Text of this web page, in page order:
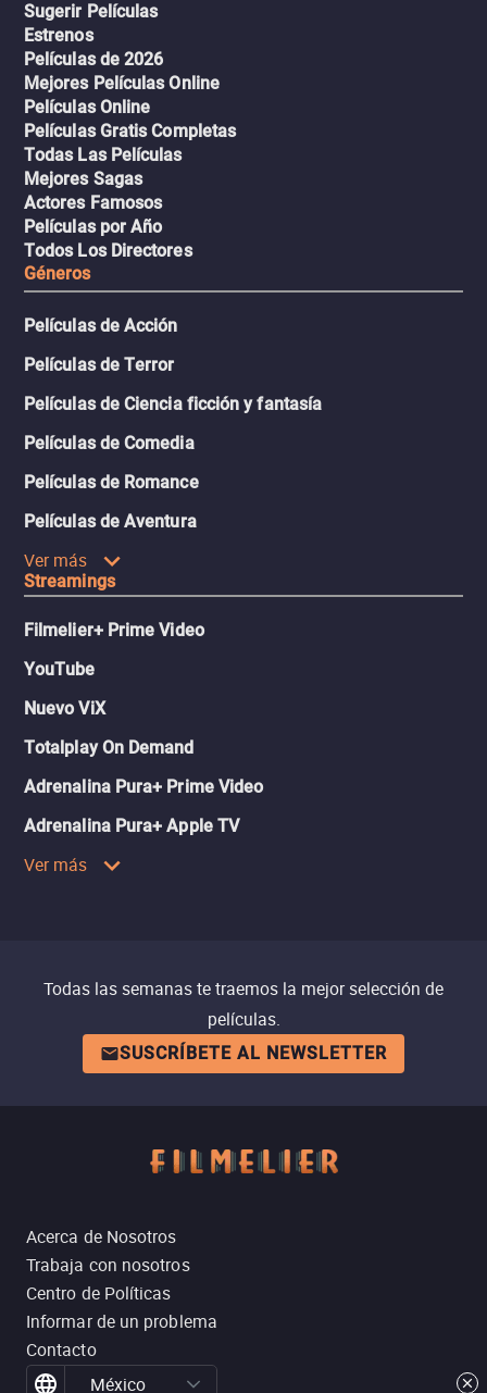
Sugerir Películas
Estrenos
Películas de 2026
Mejores Películas Online
Películas Online
Películas Gratis Completas
Todas Las Películas
Mejores Sagas
Actores Famosos
Películas por Año
Todos Los Directores
Géneros
Películas de Acción
Películas de Terror
Películas de Ciencia ficción y fantasía
Películas de Comedia
Películas de Romance
Películas de Aventura
Ver más
Streamings
Filmelier+ Prime Video
YouTube
Nuevo ViX
Totalplay On Demand
Adrenalina Pura+ Prime Video
Adrenalina Pura+ Apple TV
Ver más
Todas las semanas te traemos la mejor selección de
películas.
SUSCRÍBETE AL NEWSLETTER
Acerca de Nosotros
Trabaja con nosotros
Centro de Políticas
Informar de un problema
Contacto
México